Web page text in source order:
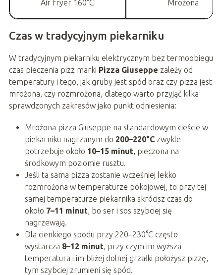
Air fryer 160°C Mrożona
Czas w tradycyjnym piekarniku
W tradycyjnym piekarniku elektrycznym bez termoobiegu
czas pieczenia pizz marki Pizza Giuseppe zależy od
temperatury i tego, jak gruby jest spód oraz czy pizza jest
mrożona, czy rozmrożona, dlatego warto przyjąć kilka
sprawdzonych zakresów jako punkt odniesienia:
Mrożona pizza Giuseppe na standardowym cieście w
piekarniku nagrzanym do 200–220°Czwykle
potrzebuje około 10–15 minut , pieczona na
środkowym poziomie rusztu.
Jeśli ta sama pizza zostanie wcześniej lekko
rozmrożona w temperaturze pokojowej, to przy tej
samej temperaturze piekarnika skrócisz czas do
około 7–11 minut , bo ser i sos szybciej się
nagrzewają.
Dla cienkiego spodu przy 220–230°C często
wystarcza 8–12 minut , przy czym im wyższa
temperatura i im bliżej dolnej grzałki położysz pizzę,
tym szybciej zrumieni się spód.